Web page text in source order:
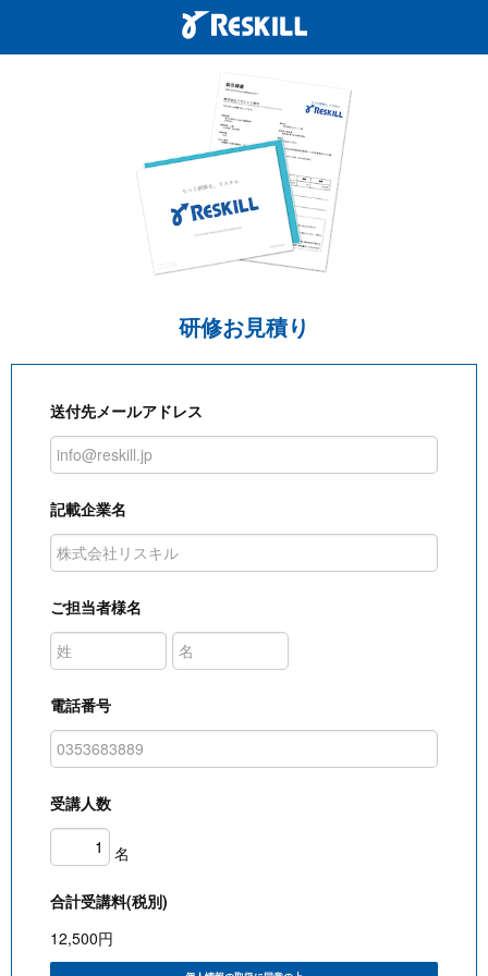
研修お見積り
送付先メールアドレス
記載企業名
ご担当者様名
電話番号
受講人数
名
合計受講料(税別)
12,500円